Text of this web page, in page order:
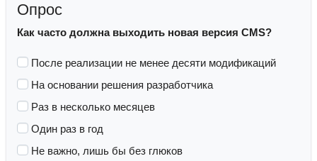
Опрос
Как часто должна выходить новая версия CMS?
После реализации не менее десяти модификаций
На основании решения разработчика
Раз в несколько месяцев
Один раз в год
Не важно, лишь бы без глюков